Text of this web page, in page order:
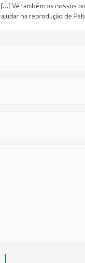
[…] Vê também os nossos
ajudar na reprodução de